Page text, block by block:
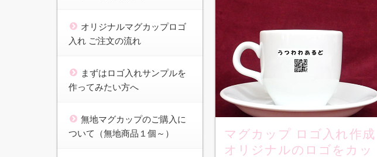
マグカップ ロゴ入れ作成
オリジナルのロゴをカッ
オリジナルマグカップロゴ
入れ ご注文の流れ
まずはロゴ入れサンプルを
作ってみたい方へ
無地マグカップのご購入に
ついて（無地商品１個～）